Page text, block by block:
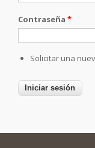
Contraseña *
Solicitar una